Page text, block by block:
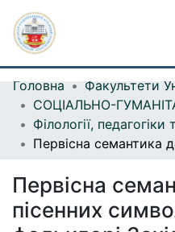
Фонди та зібрання
Пошук за критеріями
Головна
Первісна
пісенних